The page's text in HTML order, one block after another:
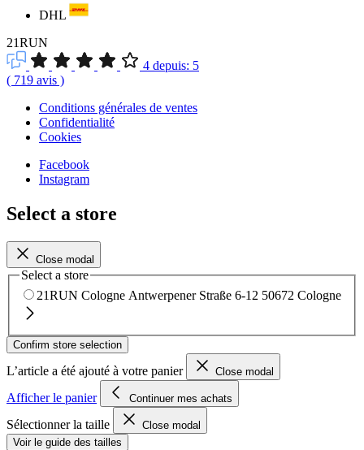
DHL
21RUN
4 depuis: 5
( 719 avis )
Conditions générales de ventes
Confidentialité
Cookies
Facebook
Instagram
Select a store
Close modal
Select a store
21RUN Cologne Antwerpener Straße 6-12 50672 Cologne
Confirm store selection
L’article a été ajouté à votre panier Close modal
Afficher le panier Continuer mes achats
Sélectionner la taille
Close modal
Voir le guide des tailles